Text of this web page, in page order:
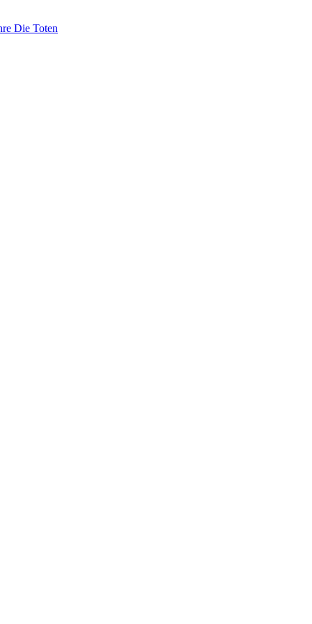
Die Toten